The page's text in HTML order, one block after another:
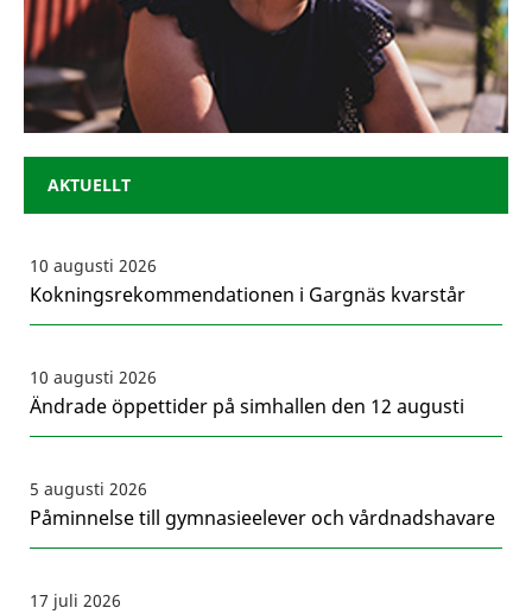
AKTUELLT
10 augusti 2026
Kokningsrekommendationen i Gargnäs kvarstår
10 augusti 2026
Ändrade öppettider på simhallen den 12 augusti
5 augusti 2026
Påminnelse till gymnasieelever och vårdnadshavare
17 juli 2026